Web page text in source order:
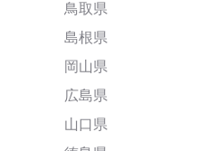
鳥取県
島根県
岡山県
広島県
山口県